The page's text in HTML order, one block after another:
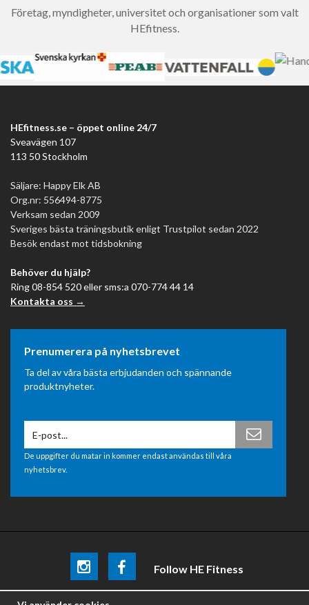
Företag, myndigheter, universitet och organisationer som valt
HEfitness.
HEfitness.se – öppet online 24/7
Sveavägen 107
113 50 Stockholm
Säljare: Happy Elk AB
Org.nr: 556494-8775
Verksam sedan 2009
Sveriges bästa träningsbutik enligt Trustpilot sedan 2022
Besök endast mot tidsbokning
Behöver du hjälp?
Ring 08-854 520 eller sms:a 070-774 44 14
Kontakta oss →
Prenumerera på nyhetsbrevet
Ta del av våra bästa erbjudanden och spännande
produktnyheter.
De uppgifter du matar in kommer endast användas till våra
nyhetsbrev.
Follow HE Fitness
Be the firstto know aboutpromotions, news and training